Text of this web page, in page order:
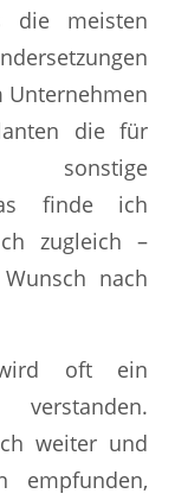
die meisten
die für
sonstige
finde ich
zugleich –
nach
oft ein
verstanden.
weiter und
empfunden,